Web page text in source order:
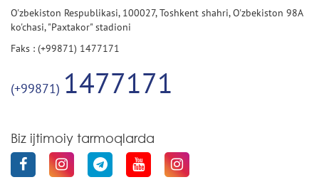
O'zbekiston Respublikasi, 100027, Toshkent shahri, O'zbekiston 98A
ko'chasi, "Paxtakor" stadioni
Faks : (+99871) 1477171
(+99871) 1477171
Biz ijtimoiy tarmoqlarda